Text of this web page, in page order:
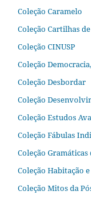
Coleção Caramelo
Coleção Cartilhas
Coleção CINUSP
Coleção
Coleção Desbordar
Coleção
Coleção Estudos
Coleção Fábulas
Coleção
Coleção Habitação
Coleção Mitos da